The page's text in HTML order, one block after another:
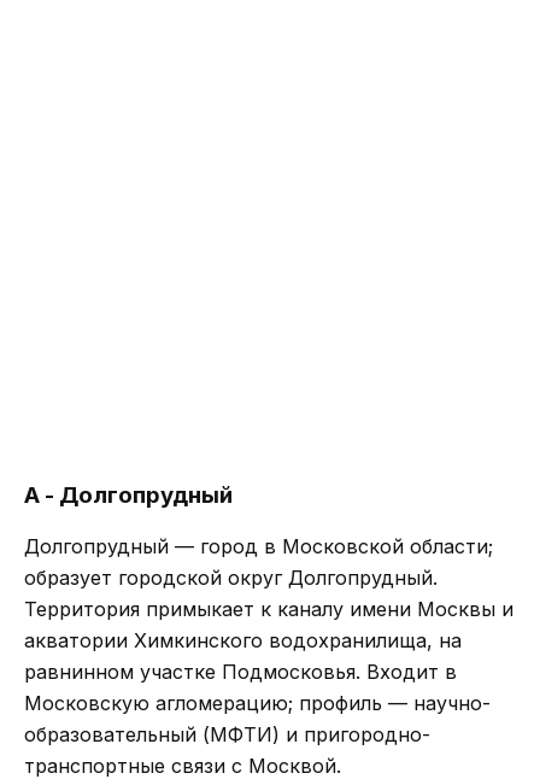
А - Долгопрудный
Долгопрудный — город в Московской области;
образует городской округ Долгопрудный.
Территория примыкает к каналу имени Москвы и
акватории Химкинского водохранилища, на
равнинном участке Подмосковья. Входит в
Московскую агломерацию; профиль — научно-
образовательный (МФТИ) и пригородно-
транспортные связи с Москвой.